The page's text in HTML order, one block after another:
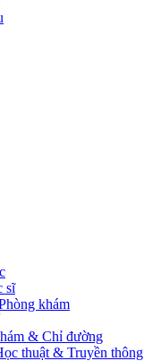
sĩ
khám
& Chỉ đường
thuật & Truyền thông